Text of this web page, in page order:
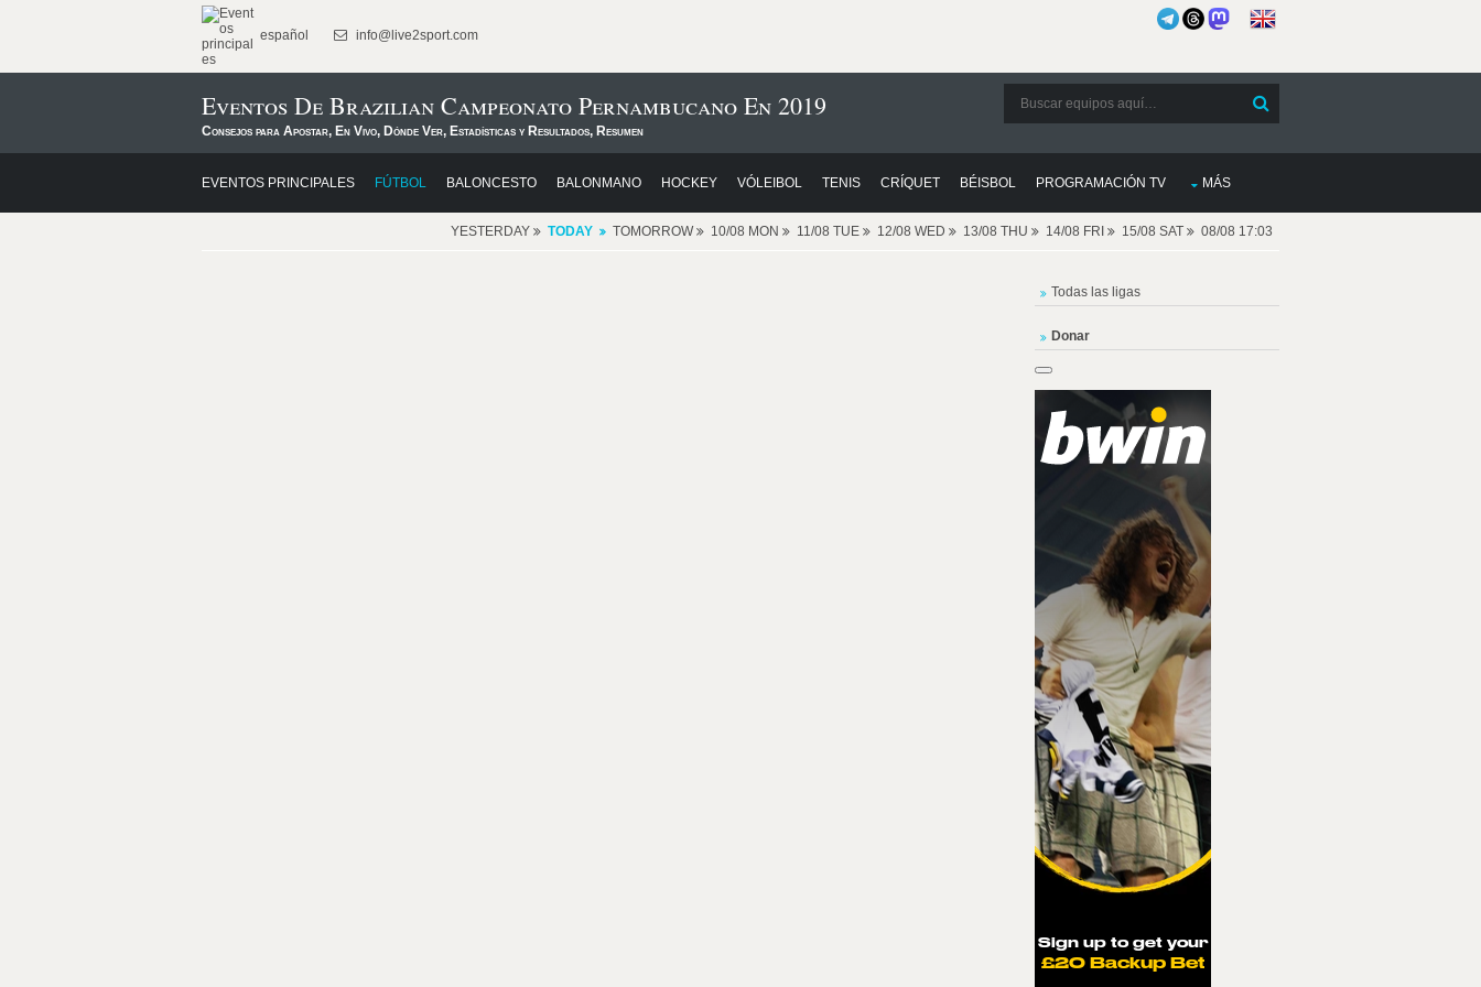
español info@live2sport.com
Eventos De Brazilian Campeonato Pernambucano En 2019
Consejos para Apostar, En Vivo, Dónde Ver, Estadísticas y Resultados, Resumen
EVENTOS PRINCIPALES FÚTBOL BALONCESTO BALONMANO HOCKEY VÓLEIBOL TENIS CRÍQUET BÉISBOL PROGRAMACIÓN TV MÁS
YESTERDAY TODAY TOMORROW 10/08 MON 11/08 TUE 12/08 WED 13/08 THU 14/08 FRI 15/08 SAT 08/08 17:03
Todas las ligas
Donar